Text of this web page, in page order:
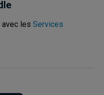
avec les Services